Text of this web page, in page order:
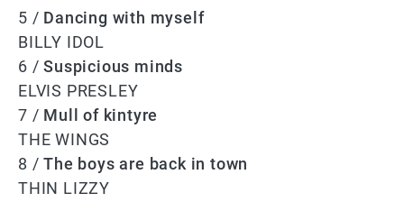
5 / Dancing with myself
BILLY IDOL
6 /Suspicious minds
ELVIS PRESLEY
7 / Mull of kintyre
THE WINGS
8 /The boys are back in town
THIN LIZZY